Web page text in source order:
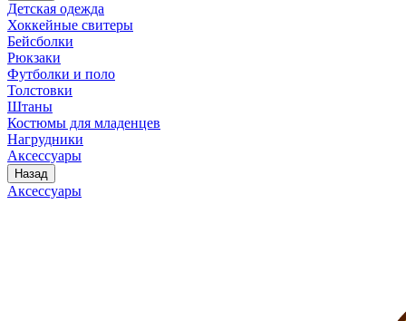
Детская одежда
Хоккейные свитеры
Бейсболки
Рюкзаки
Футболки и поло
Толстовки
Штаны
Костюмы для младенцев
Нагрудники
Аксессуары
Назад
Аксессуары